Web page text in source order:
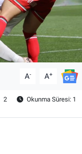
A- A+
2
Okunma Süresi: 1